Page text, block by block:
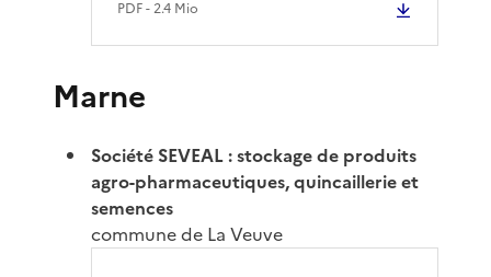
PDF- 2.4 Mio
Marne
Société SEVEAL : stockage de produits
agro-pharmaceutiques, quincaillerie et
semences
commune de La Veuve